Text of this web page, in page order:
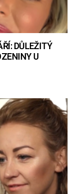
DŮLEŽITÝ
U